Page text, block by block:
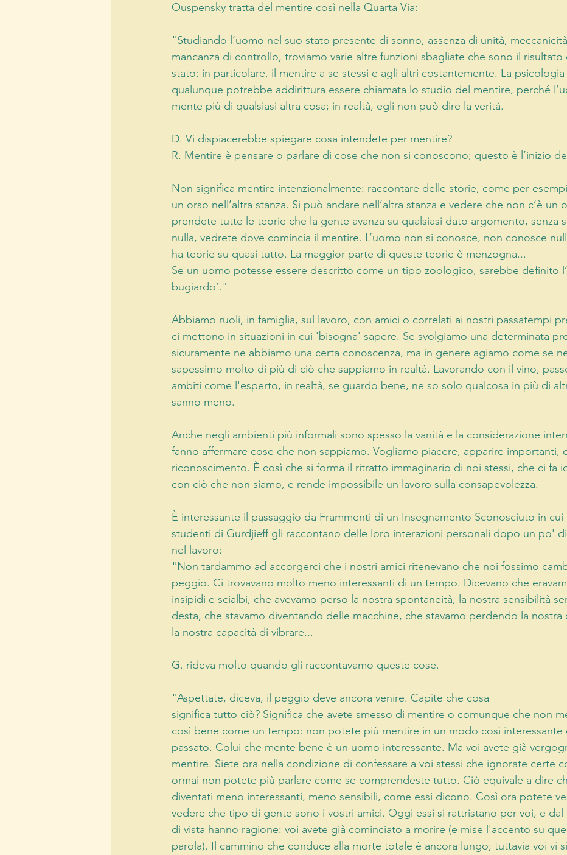
Ouspensky tratta del mentire così nella Quarta Via:
"Studiando l’uomo nel suo stato presente di sonno, assenza di unità,
mancanza di controllo, troviamo varie altre funzioni sbagliate che sono il risultato
stato: in particolare, il mentire a se stessi e agli altri costantemente. La psicologia
qualunque potrebbe addirittura essere chiamata lo studio del mentire, perché
mente più di qualsiasi altra cosa; in realtà, egli non può dire la verità.
D. Vi dispiacerebbe spiegare cosa intendete per mentire?
R. Mentire è pensare o parlare di cose che non si conoscono; questo è l’inizio
Non significa mentire intenzionalmente: raccontare delle storie, come per
un orso nell’altra stanza. Si può andare nell’altra stanza e vedere che non c’è un
prendete tutte le teorie che la gente avanza su qualsiasi dato argomento, senza
nulla, vedrete dove comincia il mentire. L’uomo non si conosce, non conosce
ha teorie su quasi tutto. La maggior parte di queste teorie è menzogna...
Se un uomo potesse essere descritto come un tipo zoologico, sarebbe definito
bugiardo’."
Abbiamo ruoli, in famiglia, sul lavoro, con amici o correlati ai nostri passatempi
ci mettono in situazioni in cui 'bisogna' sapere. Se svolgiamo una determinata
sicuramente ne abbiamo una certa conoscenza, ma in genere agiamo come se
sapessimo molto di più di ciò che sappiamo in realtà. Lavorando con il vino,
ambiti come l'esperto, in realtà, se guardo bene, ne so solo qualcosa in più di
sanno meno.
Anche negli ambienti più informali sono spesso la vanità e la considerazione
fanno affermare cose che non sappiamo. Vogliamo piacere, apparire importanti,
riconoscimento. È così che si forma il ritratto immaginario di noi stessi, che ci fa
con ciò che non siamo, e rende impossibile un lavoro sulla consapevolezza.
È interessante il passaggio da Frammenti di un Insegnamento Sconosciuto in cui
studenti di Gurdjieff gli raccontano delle loro interazioni personali dopo un po'
nel lavoro:
"Non tardammo ad accorgerci che i nostri amici ritenevano che noi fossimo
peggio. Ci trovavano molto meno interessanti di un tempo. Dicevano che
insipidi e scialbi, che avevamo perso la nostra spontaneità, la nostra sensibilità
desta, che stavamo diventando delle macchine, che stavamo perdendo la nostra
la nostra capacità di vibrare...
G. rideva molto quando gli raccontavamo queste cose.
"Aspettate, diceva, il peggio deve ancora venire. Capite che cosa
significa tutto ciò? Significa che avete smesso di mentire o comunque che non
così bene come un tempo: non potete più mentire in un modo così interessante
passato. Colui che mente bene è un uomo interessante. Ma voi avete già
mentire. Siete ora nella condizione di confessare a voi stessi che ignorate certe
ormai non potete più parlare come se comprendeste tutto. Ciò equivale a dire
diventati meno interessanti, meno sensibili, come essi dicono. Così ora potete
vedere che tipo di gente sono i vostri amici. Oggi essi si rattristano per voi, e
di vista hanno ragione: voi avete già cominciato a morire (e mise l'accento su
parola). Il cammino che conduce alla morte totale è ancora lungo; tuttavia voi vi